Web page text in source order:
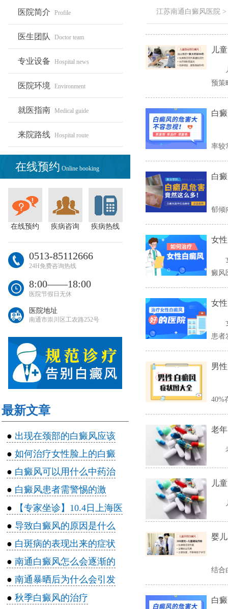
医院简介 Profile
医生团队 Doctor team
专业设备 Hospital news
医院环境 Environment
就医指南 Medical guide
来院路线 Hospital route
在线预约 Online booking
在线预约 疾病咨询 疾病热线
0513-85112666
24H免费咨询热线
8:00――18:00
医院节假日无休
医院地址
南通市崇川区工农路252号
最新文章
● 出现在颈部的白癜风应该
● 如何治疗女性脸上的白癜
● 白癜风可以用什么中药治
● ​白癜风患者需警惕的激
●
【专家坐诊】10.4日上海医
● 导致白癜风的原因是什么
● 白斑病的表现出来的症状
● 南通白癜风怎么会逐渐的
● 南通暴晒后为什么会引发
● ​秋季白癜风的治疗
江苏南通白癜风医院
儿
预
白
率较
白
郁倾
女
癜风
女
患者
男
40%
老
儿
婴
结合
白